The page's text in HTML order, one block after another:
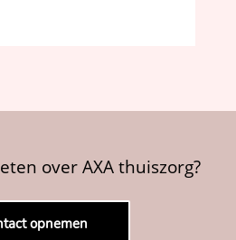
over AXA thuiszorg?
opnemen